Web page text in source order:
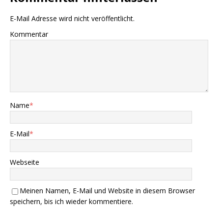
E-Mail Adresse wird nicht veröffentlicht.
Kommentar
Name*
E-Mail*
Webseite
Meinen Namen, E-Mail und Website in diesem Browser
speichern, bis ich wieder kommentiere.